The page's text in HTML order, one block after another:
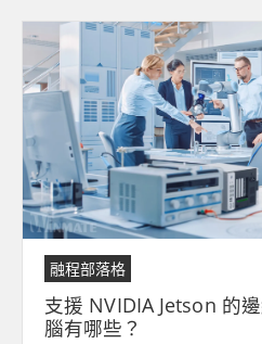
融程部落格
支援 NVIDIA Jetson 的
腦有哪些？